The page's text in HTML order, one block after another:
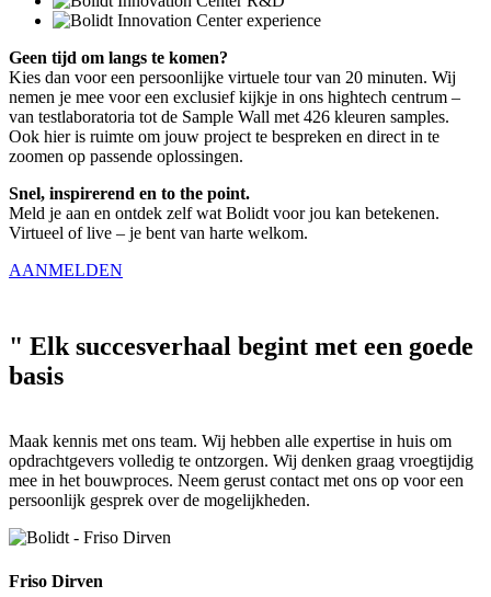
Geen tijd om langs te komen?
Kies dan voor een persoonlijke virtuele tour van 20 minuten. Wij
nemen je mee voor een exclusief kijkje in ons hightech centrum –
van testlaboratoria tot de Sample Wall met 426 kleuren samples.
Ook hier is ruimte om jouw project te bespreken en direct in te
zoomen op passende oplossingen.
Snel, inspirerend en to the point.
Meld je aan en ontdek zelf wat Bolidt voor jou kan betekenen.
Virtueel of live – je bent van harte welkom.
AANMELDEN
" Elk succesverhaal begint met een goede
basis
Maak kennis met ons team. Wij hebben alle expertise in huis om
opdrachtgevers volledig te ontzorgen. Wij denken graag vroegtijdig
mee in het bouwproces. Neem gerust contact met ons op voor een
persoonlijk gesprek over de mogelijkheden.
Friso Dirven